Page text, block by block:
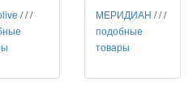
///
МЕРИДИАН ///
подобные
товары